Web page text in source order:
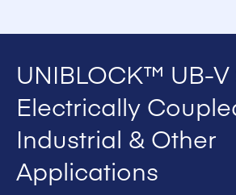
UNIBLOCK™ UB-V
Electrically
Industrial & Other
Applications